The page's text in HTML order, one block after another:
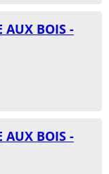
AUX BOIS -
AUX BOIS -